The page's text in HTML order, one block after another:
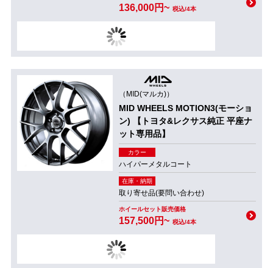
136,000円~ 税込/4本
（MID(マルカ)）
MID WHEELS MOTION3(モーショ
ン) 【トヨタ&レクサス純正 平座ナ
ット専用品】
カラー
ハイパーメタルコート
在庫・納期
取り寄せ品(要問い合わせ)
ホイールセット販売価格
157,500円~ 税込/4本